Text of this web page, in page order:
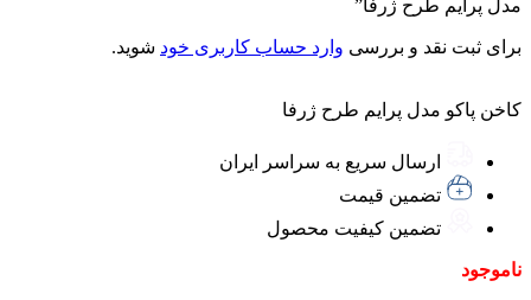
مدل پرایم طرح ژرفا”
برای ثبت نقد و بررسی وارد حساب کاربری خود شوید.
کاخن پاکو مدل پرایم طرح ژرفا
ارسال سریع به سراسر ایران
تضمین قیمت
تضمین کیفیت محصول
ناموجود